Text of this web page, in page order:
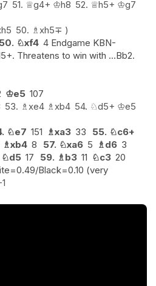
51. ♕g4+ ♔h8 52. ♕h5+ ♔g7
50. ♗xh5∓
50. ♘xf4 4 Endgame KBN-
Threatens to win with ...Bb2.
♔e5 107
53. ♗xe4 ♗xb4 54. ♘d5+ ♔e5
♘e7 151 ♗xa3 33 55. ♘c6+
♗xb4 8 57. ♘xa6 5 ♗d6 3
♘d5 17 59. ♗b3 11 ♘c3 20
Black=0.10 (very